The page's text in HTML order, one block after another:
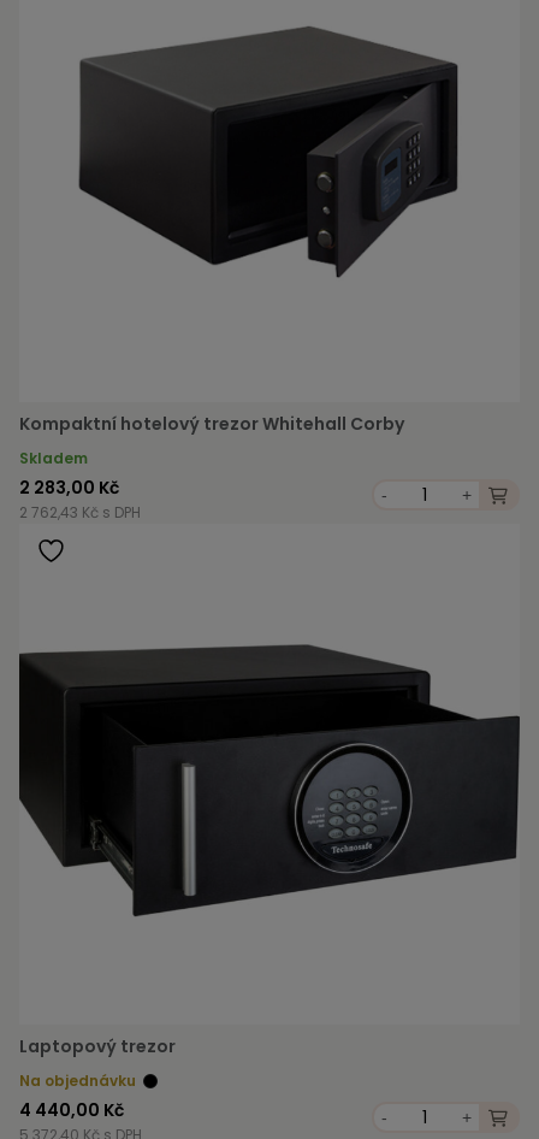
Kompaktní hotelový trezor Whitehall Corby
Skladem
2 283,00 Kč
2 762,43 Kč s DPH
- +
Laptopový trezor
Na objednávku
4 440,00 Kč
5 372,40 Kč s DPH
- +